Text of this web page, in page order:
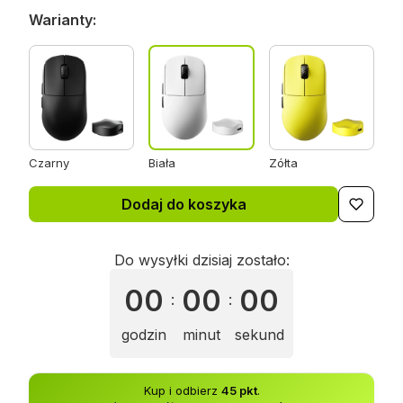
Warianty:
Czarny Biała Zółta
Dodaj do koszyka
Do wysyłki dzisiaj zostało:
00
godzin
: 00
minut
: 00
sekund
Kup i odbierz 45 pkt.